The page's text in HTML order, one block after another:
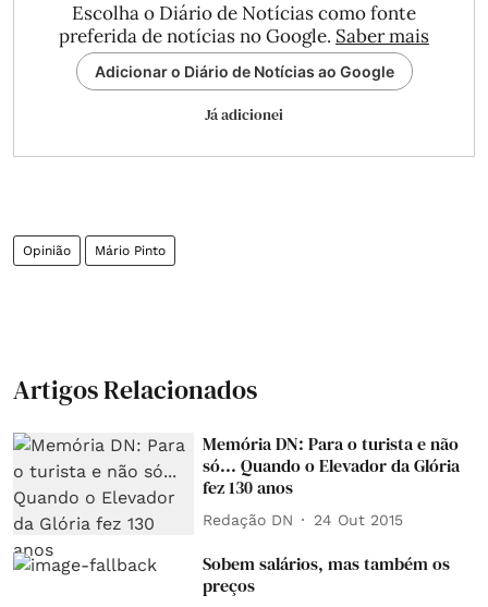
Escolha o Diário de Notícias como fonte
preferida de notícias no Google. Saber mais
Adicionar o Diário de Notícias ao Google
Já adicionei
Opinião Mário Pinto
Artigos Relacionados
Memória DN: Para o turista e não
só... Quando o Elevador da Glória
fez 130 anos
Redação DN 24 Out 2015
Sobem salários, mas também os
preços